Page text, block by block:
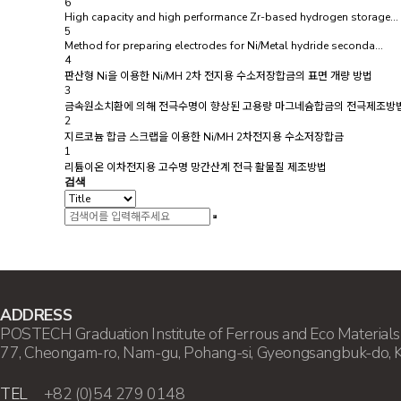
High capacity and high performance Zr-based hydrogen storage…
5
Method for preparing electrodes for Ni/Metal hydride seconda…
4
판산형 Ni을 이용한 Ni/MH 2차 전지용 수소저장합금의 표면 개량 방법
3
금속원소치환에 의해 전극수명이 향상된 고용량 마그네슘합금의 전극제조방
2
지르코늄 합금 스크랩을 이용한 Ni/MH 2차전지용 수소저장합금
1
리튬이온 이차전지용 고수명 망간산계 전극 활물질 제조방법
검색
ADDRESS
POSTECH Graduation Institute of Ferrous and Eco
77, Cheongam-ro, Nam-gu, Pohang-si, Gyeongsangbuk-do,
TEL +82 (0)54 279 0148